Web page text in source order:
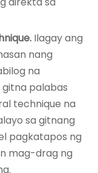
Ilagay ang
nang
na
palabas
technique na
sa gitnang
pagkatapos ng
mag-drag ng